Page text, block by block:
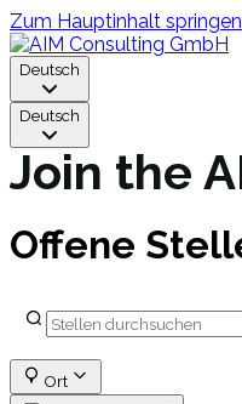
Zum Hauptinhalt springen
Deutsch
Deutsch
Join the
Offene
Ort